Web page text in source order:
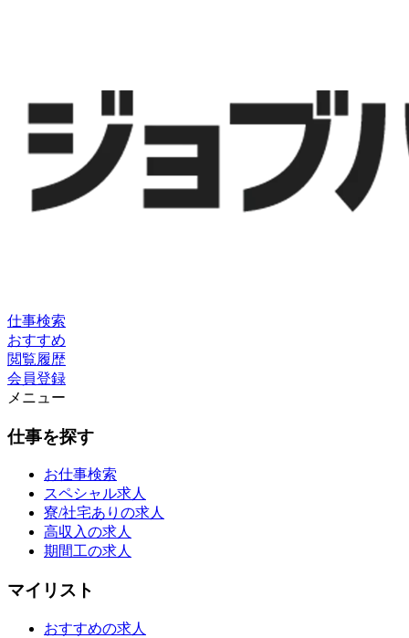
仕事検索
おすすめ
閲覧履歴
会員登録
メニュー
仕事を探す
お仕事検索
スペシャル求人
寮/社宅ありの求人
高収入の求人
期間工の求人
マイリスト
おすすめの求人